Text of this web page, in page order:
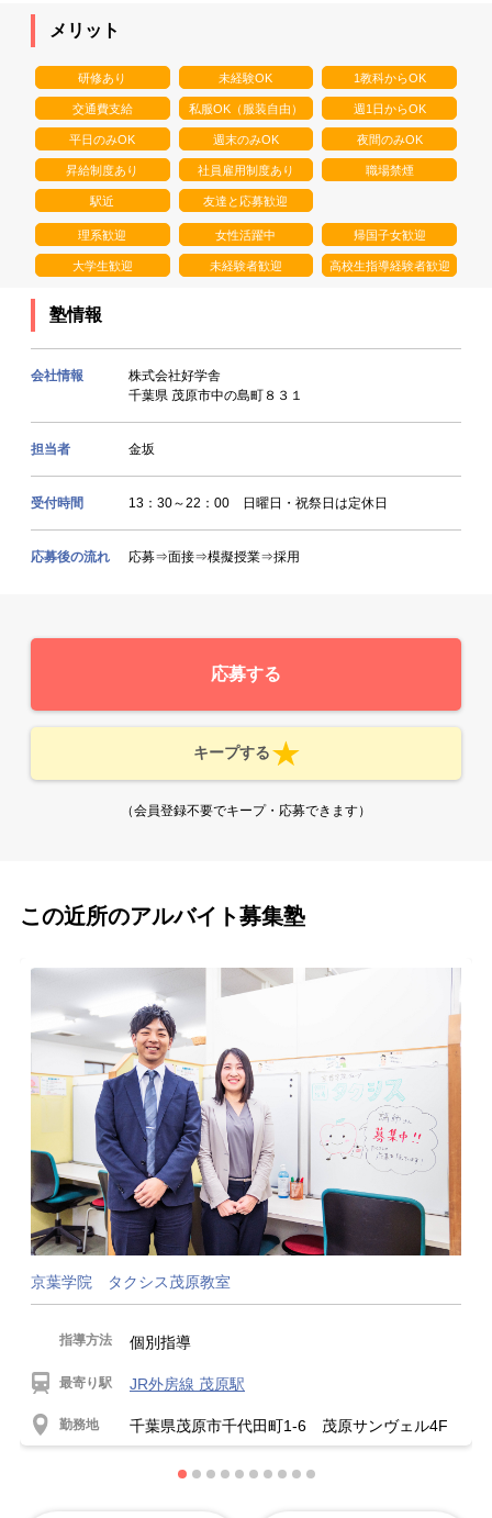
メリット
研修あり 未経験OK 1教科からOK
交通費支給 私服OK（服装自由） 週1日からOK
平日のみOK 週末のみOK 夜間のみOK
昇給制度あり 社員雇用制度あり 職場禁煙
駅近 友達と応募歓迎
理系歓迎 女性活躍中 帰国子女歓迎
大学生歓迎 未経験者歓迎 高校生指導経験者歓迎
塾情報
会社情報
株式会社好学舎
千葉県 茂原市中の島町８３１
担当者 金坂
受付時間 13：30～22：00 日曜日・祝祭日は定休日
応募後の流れ 応募⇒面接⇒模擬授業⇒採用
応募する
キープする
（会員登録不要でキープ・応募できます）
この近所のアルバイト募集塾
京葉学院 タクシス茂原教室
指導方法 個別指導
最寄り駅 JR外房線 茂原駅
勤務地 千葉県茂原市千代田町1-6 茂原サンヴェル4F